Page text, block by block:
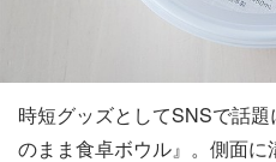
時短グッズとしてSNSで話
のまま食卓ボウル』。側面